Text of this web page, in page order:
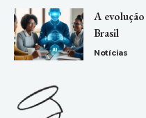
A
Brasil
Notícias